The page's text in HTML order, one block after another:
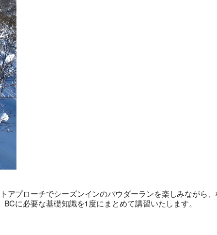
アプローチでシーズンインのパウダーランを楽しみながら
に必要な基礎知識を1度にまとめて講習いたします。